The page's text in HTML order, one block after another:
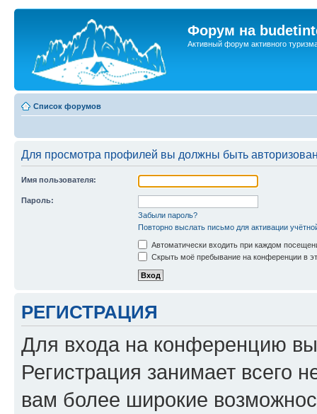
Форум на
Активный форум активного
Список форумов
Для просмотра профилей вы должны быть
Имя пользователя:
Пароль:
Забыли пароль?
Повторно выслать письмо для активации
Автоматически входить при каждом
Скрыть моё пребывание на конференции в
РЕГИСТРАЦИЯ
Для входа на конференцию
Регистрация занимает всего
вам более широкие